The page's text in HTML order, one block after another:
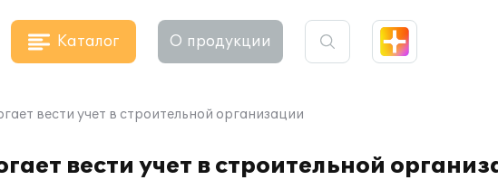
Каталог О продукции
вести учет в строительной организации
вести учет в строительной